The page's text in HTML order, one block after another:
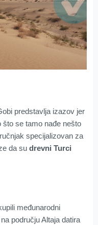
predstavlja izazov jer
što se tamo nađe nešto
specijalizovan za
da su drevni Turci
međunarodni
području Altaja datira